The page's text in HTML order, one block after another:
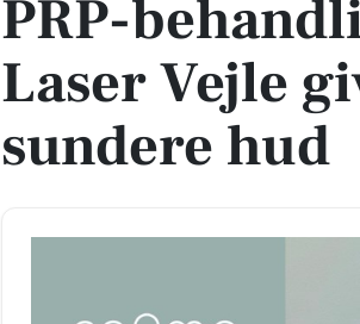
PRP-
Laser Vejle
sundere hud